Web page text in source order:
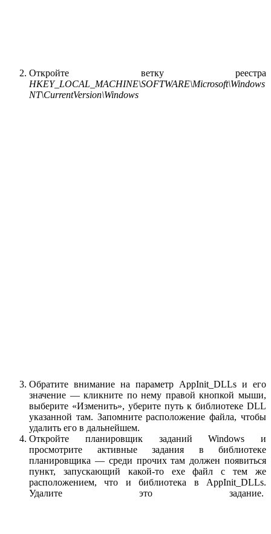
Откройте ветку реестра
HKEY_LOCAL_MACHINE\SOFTWARE\Microsoft\Windows
NT\CurrentVersion\Windows
Обратите внимание на параметр AppInit_DLLs и его
значение — кликните по нему правой кнопкой мыши,
выберите «Изменить», уберите путь к библиотеке DLL
указанной там. Запомните расположение файла, чтобы
удалить его в дальнейшем.
Откройте планировщик заданий Windows и
просмотрите активные задания в библиотеке
планировщика — среди прочих там должен появиться
пункт, запускающий какой-то exe файл с тем же
расположением, что и библиотека в AppInit_DLLs.
Удалите это задание.